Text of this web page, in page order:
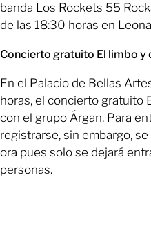
banda Los Rockets 55
de las 18:30 horas en
Concierto gratuito El limbo y
En el Palacio de Bellas
horas, el concierto gratuito
con el grupo Árgan. Para
registrarse, sin embargo,
ora pues solo se dejará
personas.